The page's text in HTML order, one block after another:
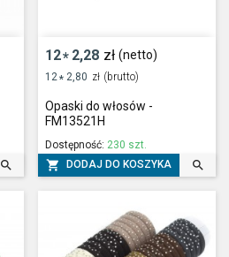

12* 2,28 zł (netto)
12 * 2,80 zł (brutto)
Opaski do włosów -
FM13521H
Dostępność: 230 szt.
 DODAJ DO KOSZYKA 